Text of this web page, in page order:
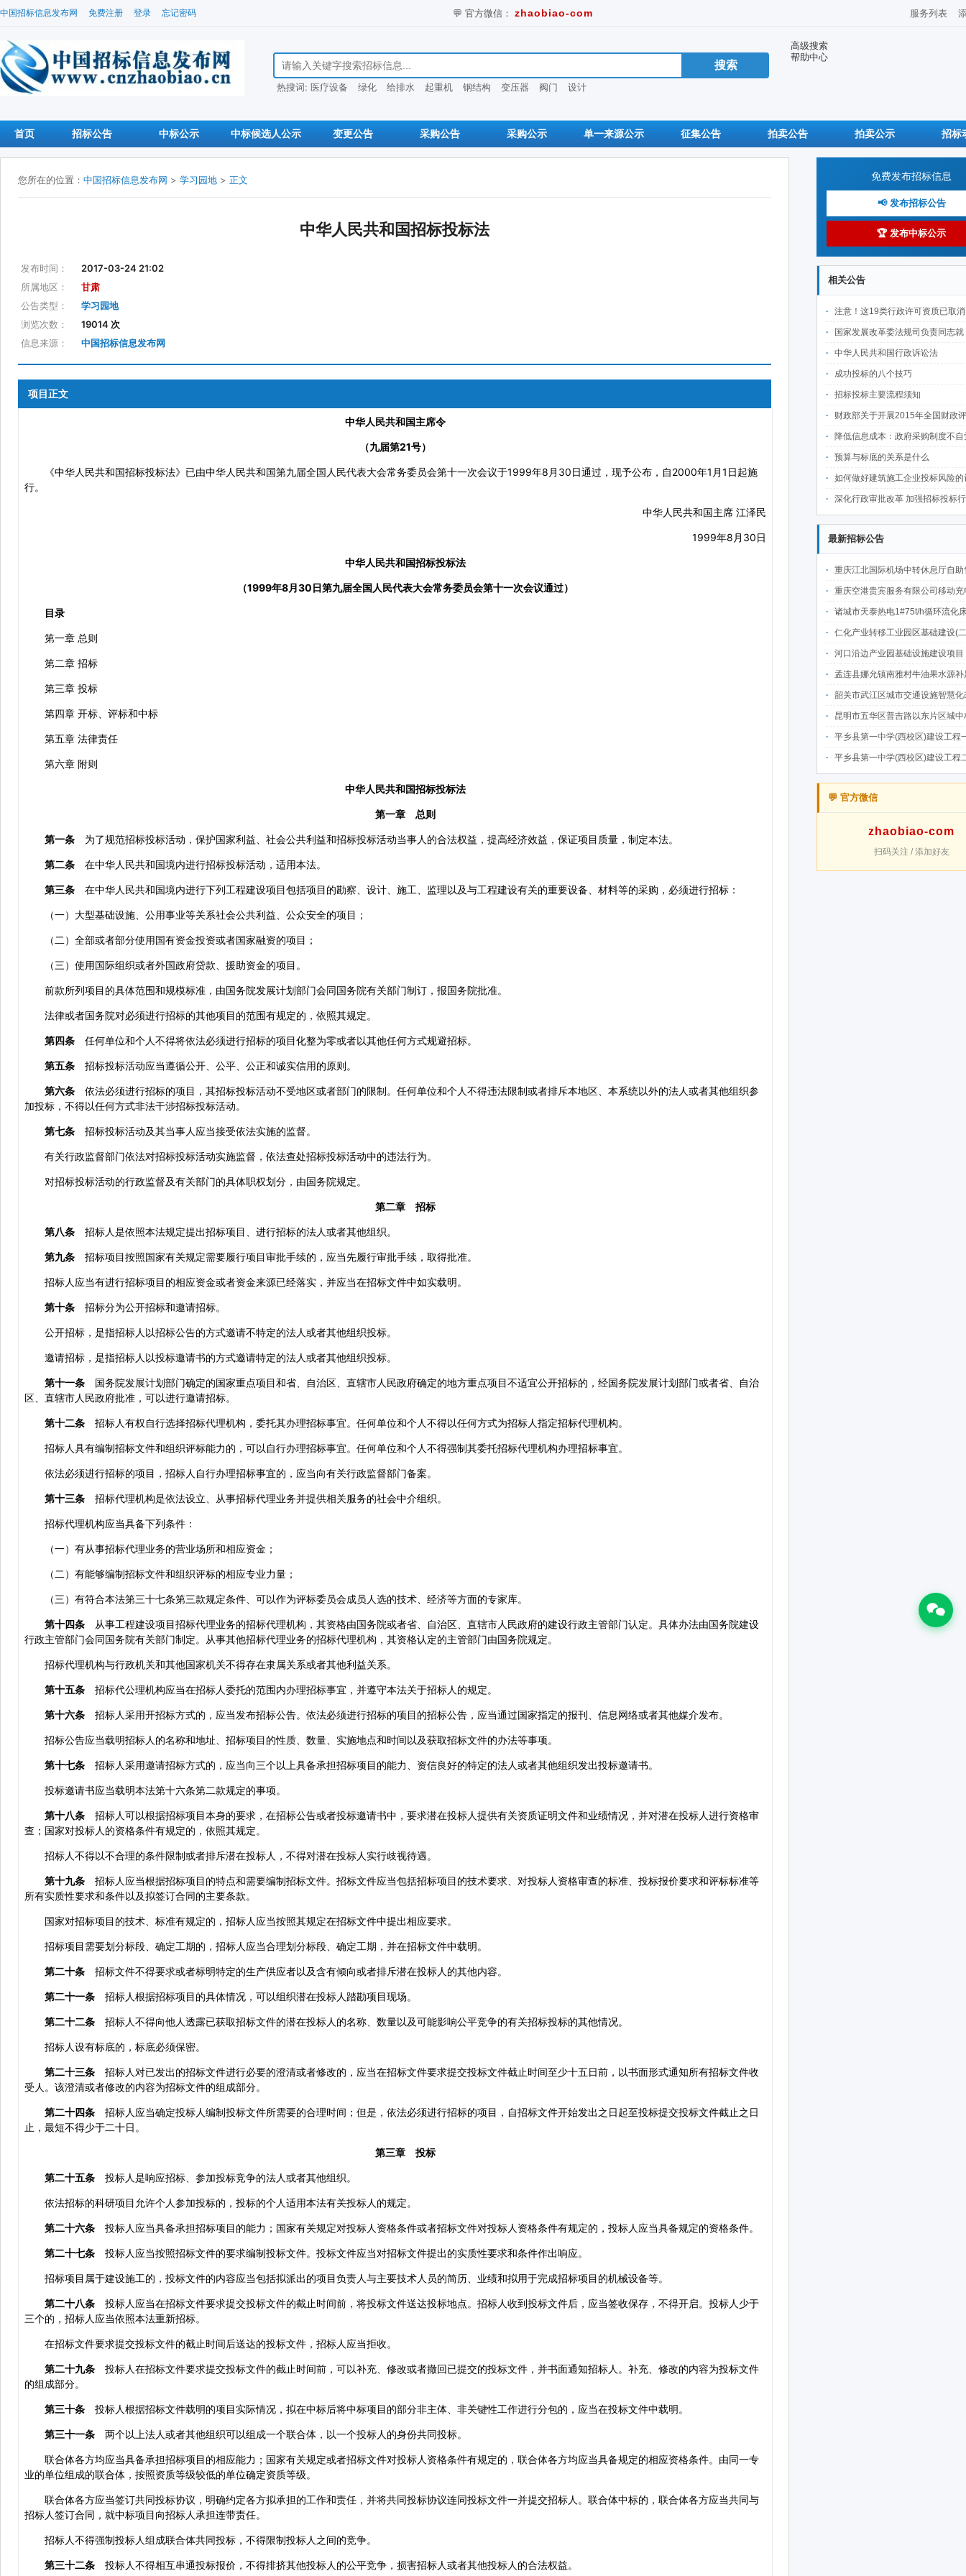
中国招标信息发布网 免费注册 登录 忘记密码 💬 官方微信： zhaobiao-com 服务列表
搜索招标信息
热搜词: 医疗设备 绿化 给排水 起重机 钢结构 变压器 阀门 设计
高级搜索
帮助中心
首页 招标公告 中标公示 中标候选人公示 变更公告 采购公告 采购公示 单一来源公示 征集公告 拍卖公告 拍卖公示 招标
您所在的位置： 中国招标信息发布网 > 学习园地 > 正文
中华人民共和国招标投标法
发布时间：
2017-03-24 21:02
所属地区：
甘肃
公告类型：
学习园地
浏览次数：
19014 次
信息来源：
中国招标信息发布网
项目正文
免费发布招标信息
📢 发布招标公告
🏆 发布中标公示
相关公告
注意！这19类行政许可资质已取消，政府采购中不可作为
国家发展改革委法规司负责同志就《国家发展改革委等部门关于完善招标投标交易担保制度进一步降低招标投标交易成本
中华人民共和国行政诉讼法
成功投标的八个技巧
招标投标主要流程须知
财政部关于开展2015年全国财政评审统计工
降低信息成本：政府采购制度不自觉
预算与标底的关系是什么
如何做好建筑施工企业投标风险的评审
深化行政审批改革 加强招标投标行业组织自律
最新招标公告
重庆江北国际机场中转休息厅自助售卖机点位公开招
重庆空港贵宾服务有限公司移动充电宝点位资源公开
诸城市天泰热电1#75t/h循环流化床锅炉及配套设施升级改造项目（设计施工一体
仁化产业转移工业园区基础建设(二期)一韶关仁化产业园区工业二路道路及桥梁(西侧扩园段)建设
河口沿边产业园基础设施建设项目（二期）设计施工总承包（EPC）(三次
孟连县娜允镇南雅村牛油果水源补足提质增效建设项目
韶关市武江区城市交通设施智慧化改造提升项目-基础建设工程（一期）A标段施
昆明市五华区普吉路以东片区城中村改造项目（一期）A7、A-4-2地块安置房项目供配电设计施工一体化
平乡县第一中学(西校区)建设工程一标段施工
平乡县第一中学(西校区)建设工程二标段施工
💬 官方微信
zhaobiao-com
扫码关注 / 添加好友